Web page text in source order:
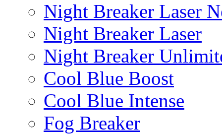
Night Breaker Laser
Night Breaker Laser
Night Breaker
Cool Blue Boost
Cool Blue Intense
Fog Breaker